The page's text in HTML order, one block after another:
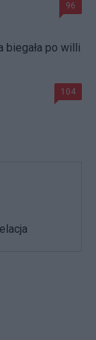
96
biegała po willi
104